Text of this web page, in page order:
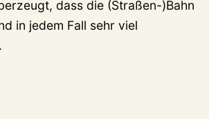
dass die (Straßen-)Bahn
in jedem Fall sehr viel